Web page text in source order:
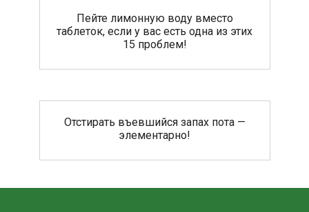
Пейте лимонную воду вместо
таблеток, если у вас есть одна из этих
15 проблем!
Отстирать въевшийся запах пота —
элементарно!